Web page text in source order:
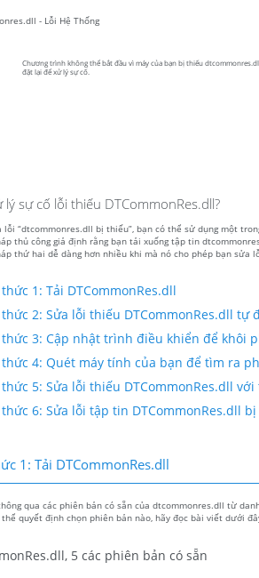
- Lỗi Hệ Thống
Chương trình không thể bắt đầu vì máy của bạn bị thiếu
đặt lại để xử lý sự cố.
lý sự cố lỗi thiếu DTCommonRes.dll?
lỗi “dtcommonres.dll bị thiếu”, bạn có thể sử dụng một
thủ công giả định rằng bạn tải xuống tập tin
thứ hai dễ dàng hơn nhiều khi mà nó cho phép bạn sửa
1: Tải DTCommonRes.dll
thức 2: Sửa lỗi thiếu DTCommonRes.dll tự
thức 3: Cập nhật trình điều khiển để khôi
thức 4: Quét máy tính của bạn để tìm ra
5: Sửa lỗi thiếu DTCommonRes.dll
thức 6: Sửa lỗi tập tin DTCommonRes.dll
1: Tải DTCommonRes.dll
qua các phiên bản có sẵn của dtcommonres.dll từ
thể quyết định chọn phiên bản nào, hãy đọc bài viết dưới
5 các phiên bản có sẵn